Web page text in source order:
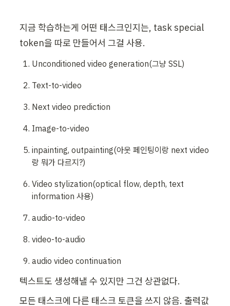
지금 학습하는게 어떤 태스크인지는, task special
token을 따로 만들어서 그걸 사용.
Unconditioned video generation(그냥 SSL)
Text-to-video
Next video prediction
Image-to-video
inpainting, outpainting(아웃 페인팅이랑 next video
랑 뭐가 다르지?)
Video stylization(optical flow, depth, text
information 사용)
audio-to-video
video-to-audio
audio video continuation
텍스트도 생성해낼 수 있지만 그건 상관없다.
모든 태스크에 다른 태스크 토큰을 쓰지 않음. 출력값